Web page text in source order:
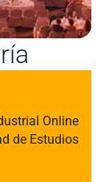
Online
de Estudios